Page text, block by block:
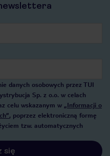
danych osobowych przez TUI
Sp. z o.o. w celach
celu wskazanym w „Informacji o
, poprzez elektroniczną formę
tzw. automatycznych
się